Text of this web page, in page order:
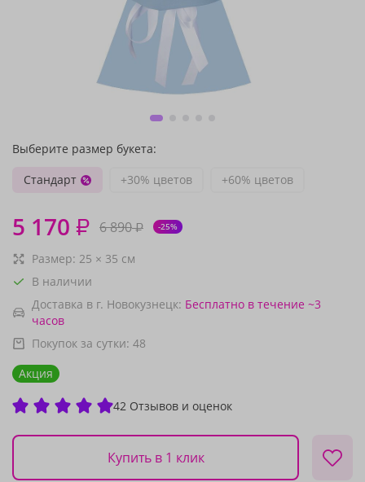
Выберите размер букета:
Стандарт
+30% цветов +60% цветов
5 170 ₽ 6 890₽ -25%
Размер: 25 × 35 см
В наличии
Доставка в г. Новокузнецк: Бесплатно в течение ~3
часов
Покупок за сутки: 48
Акция
42 Отзывов и оценок
Купить в 1 клик